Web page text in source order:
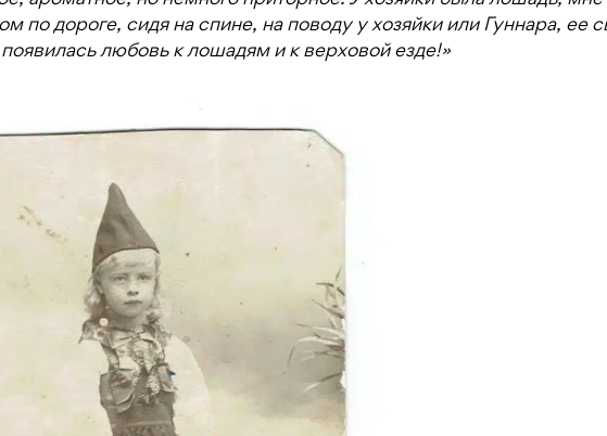
по дороге, сидя на спине, на поводу у хозяйки или Гуннара, ее
любовь к лошадям и к верховой езде!»